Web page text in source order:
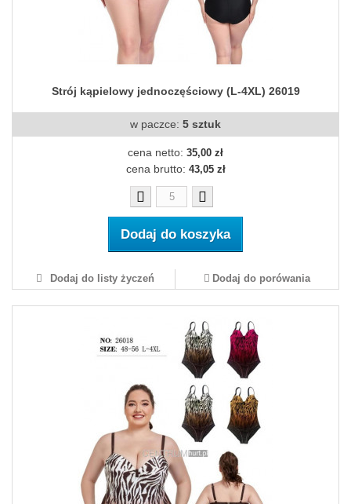
Strój kąpielowy jednoczęściowy (L-4XL) 26019
w paczce: 5 sztuk
cena netto: 35,00 zł
cena brutto: 43,05 zł
Dodaj do koszyka
Dodaj do listy życzeń Dodaj do porówania